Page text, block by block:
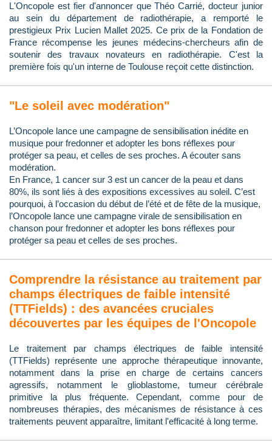
L'Oncopole est fier d'annoncer que Théo Carrié, docteur junior
au sein du département de radiothérapie, a remporté le
prestigieux Prix Lucien Mallet 2025. Ce prix de la Fondation de
France récompense les jeunes médecins-chercheurs afin de
soutenir des travaux novateurs en radiothérapie. C'est la
première fois qu'un interne de Toulouse reçoit cette distinction.
"Le soleil avec modération"
L’Oncopole lance une campagne de sensibilisation inédite en
musique pour fredonner et adopter les bons réflexes pour
protéger sa peau, et celles de ses proches. A écouter sans
modération.
En France, 1 cancer sur 3 est un cancer de la peau et dans
80%, ils sont liés à des expositions excessives au soleil. C’est
pourquoi, à l’occasion du début de l’été et de fête de la musique,
l’Oncopole lance une campagne virale de sensibilisation en
chanson pour fredonner et adopter les bons réflexes pour
protéger sa peau et celles de ses proches.
Comprendre la résistance au traitement par
champs électriques de faible intensité
(TTFields) : des avancées cruciales
découvertes par les équipes de l'Oncopole
Le traitement par champs électriques de faible intensité
(TTFields) représente une approche thérapeutique innovante,
notamment dans la prise en charge de certains cancers
agressifs, notamment le glioblastome, tumeur cérébrale
primitive la plus fréquente. Cependant, comme pour de
nombreuses thérapies, des mécanismes de résistance à ces
traitements peuvent apparaître, limitant l'efficacité à long terme.